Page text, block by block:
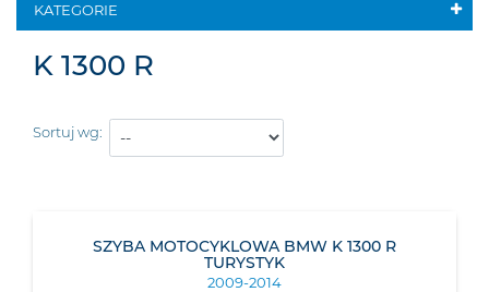
KATEGORIE
K 1300 R
Sortuj wg:
SZYBA MOTOCYKLOWA BMW K 1300 R
TURYSTYK
2009-2014